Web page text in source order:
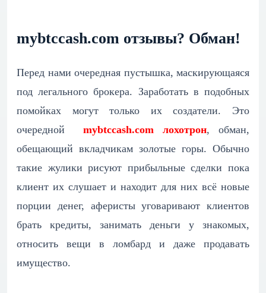
mybtccash.com отзывы? Обман!
Перед нами очередная пустышка, маскирующаяся
под легального брокера. Заработать в подобных
помойках могут только их создатели. Это
очередной mybtccash.com лохотрон, обман,
обещающий вкладчикам золотые горы. Обычно
такие жулики рисуют прибыльные сделки пока
клиент их слушает и находит для них всё новые
порции денег, аферисты уговаривают клиентов
брать кредиты, занимать деньги у знакомых,
относить вещи в ломбард и даже продавать
имущество.